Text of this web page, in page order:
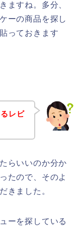
ますね。多分、
ーの商品を探し
っておきます
レビ
らいいのか分か
たので、そのよ
きました。
ーを探している